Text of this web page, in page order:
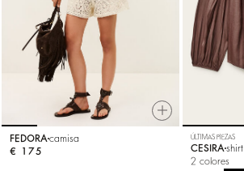
FEDORA camisa
€ 175
ÚLTIMAS PIEZAS
CESIRA shirt
2 colores